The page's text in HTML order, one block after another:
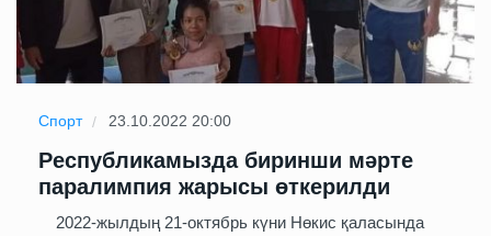
Спорт 23.10.2022 20:00
Республикамызда биринши мәрте
паралимпия жарысы өткерилди
2022-жылдың 21-октябрь күни Нөкис қаласында